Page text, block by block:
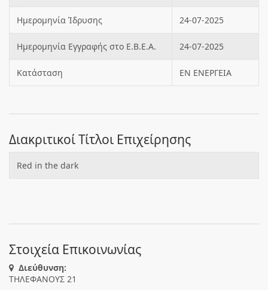
Ημερομηνία Ίδρυσης 24-07-2025
Ημερομηνία Εγγραφής στο Ε.Β.Ε.Α. 24-07-2025
Κατάσταση ΕΝ ΕΝΕΡΓΕΙΑ
Διακριτικοί Τίτλοι Επιχείρησης
Red in the dark
Στοιχεία Επικοινωνίας
Διεύθυνση:
ΤΗΛΕΦΑΝΟΥΣ 21